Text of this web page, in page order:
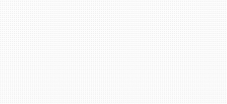
radian:Ай нид хелп.
номер с лицензией) на
был). Раньше на сайте
происходит замена???
28 Декабря 2025, 12:01:20